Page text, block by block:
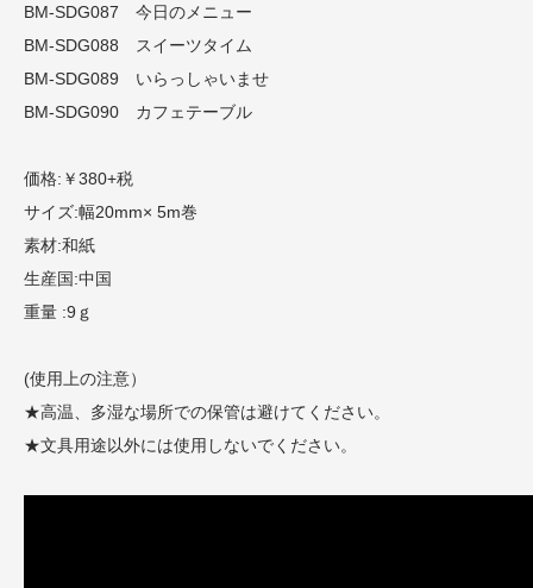
BM-SDG087 今日のメニュー
BM-SDG088 スイーツタイム
BM-SDG089 いらっしゃいませ
BM-SDG090 カフェテーブル
価格:￥380+税
サイズ:幅20mm× 5m巻
素材:和紙
生産国:中国
重量 :9ｇ
(使用上の注意）
★高温、多湿な場所での保管は避けてください。
★文具用途以外には使用しないでください。